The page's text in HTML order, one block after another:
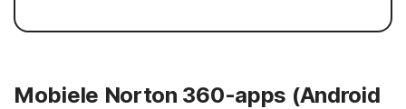
Mobiele Norton 360-apps (Android